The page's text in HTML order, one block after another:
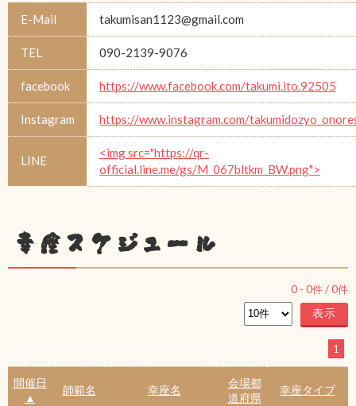
E-Mail takumisan1123@gmail.com
TEL 090-2139-9076
facebook https://www.facebook.com/takumi.ito.92505
Instagram https://www.instagram.com/
LINE
<img src="https://qr-
official.line.me/gs/M_067bltkm_BW.png">
幸座スケジュール
0 - 0件 /0件
1
開催日
▲
師範名 幸座名
会場都
道府県
幸座タイプ